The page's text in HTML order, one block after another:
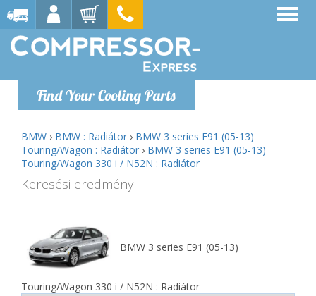
Find Your Cooling Parts
BMW › BMW : Radiátor › BMW 3 series E91 (05-13)
Touring/Wagon : Radiátor › BMW 3 series E91 (05-13)
Touring/Wagon 330 i / N52N : Radiátor
Keresési eredmény
BMW 3 series E91 (05-13)
Touring/Wagon 330 i / N52N : Radiátor